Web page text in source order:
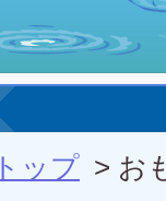
トップ > お